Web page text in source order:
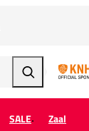
Zoeken
SALE Zaal